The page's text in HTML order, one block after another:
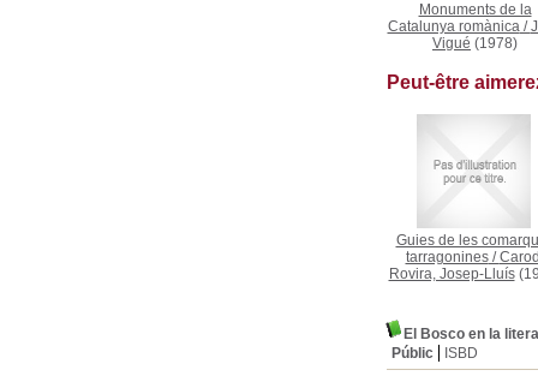
Monuments de la
Catalunya romànica/
Vigué (1978)
Peut-être
Guies de les
tarragonines/
Rovira, Josep-Lluís
El Bosco en la
Públic
ISBD